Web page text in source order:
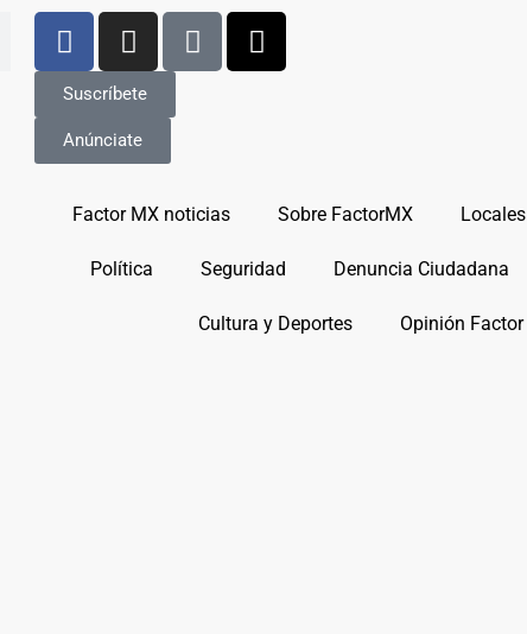
Suscríbete
Anúnciate
Factor MX noticias Sobre FactorMX Locales
Política Seguridad Denuncia Ciudadana
Cultura y Deportes Opinión Factor